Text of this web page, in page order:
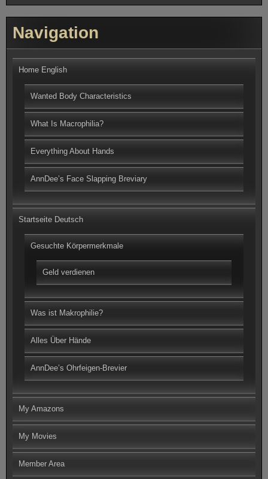
Navigation
Home English
Wanted Body Characteristics
What Is Macrophilia?
Everything About Hands
AnnDee’s Face Slapping Breviary
Startseite Deutsch
Gesuchte Körpermerkmale
Geld verdienen
Was ist Makrophilie?
Alles Über Hände
AnnDee’s Ohrfeigen-Brevier
My Amazons
My Movies
Member Area